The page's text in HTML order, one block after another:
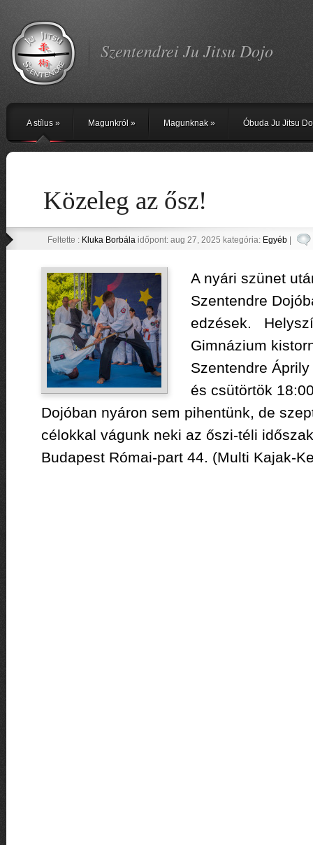
Szentendrei Ju Jitsu Dojo
A stílus» Magunkról » Magunknak» Óbuda Ju Jitsu
Közeleg az ősz!
Feltette : Kluka Borbálaidőpont: aug 27, 2025 kategória: Egyéb|
A nyári szünet
Szentendre
edzések.
Gimnázium
Szentendre
és csütörtök
Dojóban nyáron sem pihentünk, de
célokkal vágunk neki az őszi-téli
Budapest Római-part 44. (Multi Kajak-